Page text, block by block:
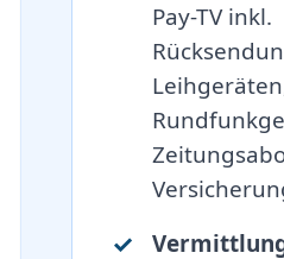
Pay-TV inkl.